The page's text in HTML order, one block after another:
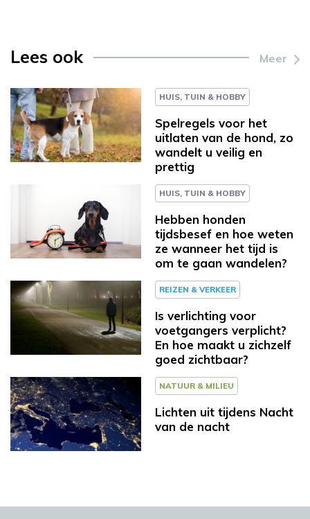
Lees ook Meer
HUIS, TUIN & HOBBY
Spelregels voor het
uitlaten van de hond, zo
wandelt u veilig en
prettig
HUIS, TUIN & HOBBY
Hebben honden
tijdsbesef en hoe weten
ze wanneer het tijd is
om te gaan wandelen?
REIZEN & VERKEER
Is verlichting voor
voetgangers verplicht?
En hoe maakt u zichzelf
goed zichtbaar?
NATUUR & MILIEU
Lichten uit tijdens Nacht
van de nacht